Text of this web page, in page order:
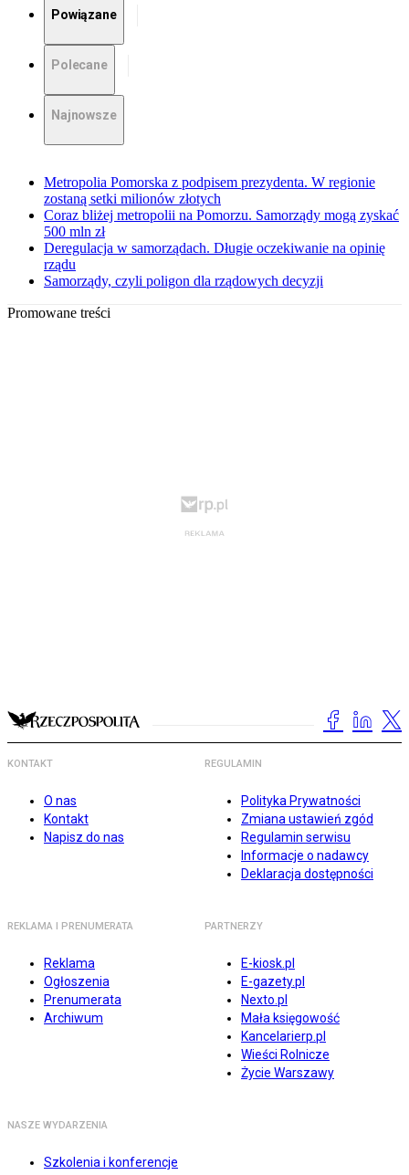
Powiązane
Polecane
Najnowsze
Metropolia Pomorska z podpisem prezydenta. W regionie
zostaną setki milionów złotych
Coraz bliżej metropolii na Pomorzu. Samorządy mogą zyskać
500 mln zł
Deregulacja w samorządach. Długie oczekiwanie na opinię
rządu
Samorządy, czyli poligon dla rządowych decyzji
Promowane treści
KONTAKT
O nas
Kontakt
Napisz do nas
REGULAMIN
Polityka Prywatności
Zmiana ustawień zgód
Regulamin serwisu
Informacje o nadawcy
Deklaracja dostępności
REKLAMA I PRENUMERATA
Reklama
Ogłoszenia
Prenumerata
Archiwum
PARTNERZY
E-kiosk.pl
E-gazety.pl
Nexto.pl
Mała księgowość
Kancelarierp.pl
Wieści Rolnicze
Życie Warszawy
NASZE WYDARZENIA
Szkolenia i konferencje